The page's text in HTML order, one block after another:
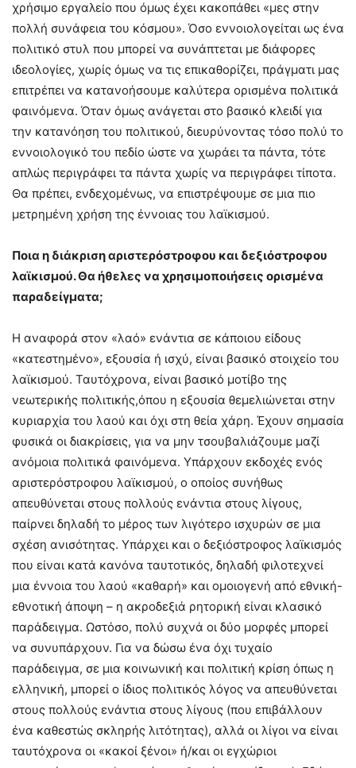
χρήσιμο εργαλείο που όμως έχει κακοπάθει «μες στην
πολλή συνάφεια του κόσμου». Όσο εννοιολογείται ως ένα
πολιτικό στυλ που μπορεί να συνάπτεται με διάφορες
ιδεολογίες, χωρίς όμως να τις επικαθορίζει, πράγματι μας
επιτρέπει να κατανοήσουμε καλύτερα ορισμένα πολιτικά
φαινόμενα. Όταν όμως ανάγεται στο βασικό κλειδί για
την κατανόηση του πολιτικού, διευρύνοντας τόσο πολύ το
εννοιολογικό του πεδίο ώστε να χωράει τα πάντα, τότε
απλώς περιγράφει τα πάντα χωρίς να περιγράφει τίποτα.
Θα πρέπει, ενδεχομένως, να επιστρέψουμε σε μια πιο
μετρημένη χρήση της έννοιας του λαϊκισμού.
Ποια η διάκριση αριστερόστροφου και δεξιόστροφου
λαϊκισμού. Θα ήθελες να χρησιμοποιήσεις ορισμένα
παραδείγματα;
Η αναφορά στον «λαό» ενάντια σε κάποιου είδους
«κατεστημένο», εξουσία ή ισχύ, είναι βασικό στοιχείο του
λαϊκισμού. Ταυτόχρονα, είναι βασικό μοτίβο της
νεωτερικής πολιτικής,όπου η εξουσία θεμελιώνεται στην
κυριαρχία του λαού και όχι στη θεία χάρη. Έχουν σημασία
φυσικά οι διακρίσεις, για να μην τσουβαλιάζουμε μαζί
ανόμοια πολιτικά φαινόμενα. Υπάρχουν εκδοχές ενός
αριστερόστροφου λαϊκισμού, ο οποίος συνήθως
απευθύνεται στους πολλούς ενάντια στους λίγους,
παίρνει δηλαδή το μέρος των λιγότερο ισχυρών σε μια
σχέση ανισότητας. Υπάρχει και ο δεξιόστροφος λαϊκισμός
που είναι κατά κανόνα ταυτοτικός, δηλαδή φιλοτεχνεί
μια έννοια του λαού «καθαρή» και ομοιογενή από εθνική-
εθνοτική άποψη – η ακροδεξιά ρητορική είναι κλασικό
παράδειγμα. Ωστόσο, πολύ συχνά οι δύο μορφές μπορεί
να συνυπάρχουν. Για να δώσω ένα όχι τυχαίο
παράδειγμα, σε μια κοινωνική και πολιτική κρίση όπως η
ελληνική, μπορεί ο ίδιος πολιτικός λόγος να απευθύνεται
στους πολλούς ενάντια στους λίγους (που επιβάλλουν
ένα καθεστώς σκληρής λιτότητας), αλλά οι λίγοι να είναι
ταυτόχρονα οι «κακοί ξένοι» ή/και οι εγχώριοι